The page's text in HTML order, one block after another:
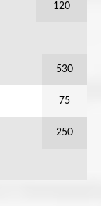
120
530
75
250